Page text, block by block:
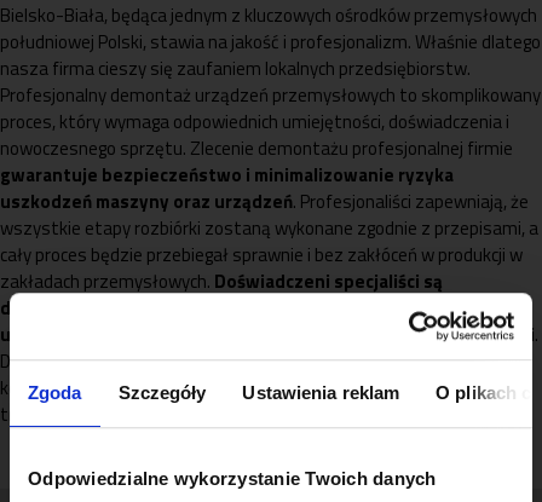
Zgoda Szczegóły Ustawienia reklam O plikach
Odpowiedzialne wykorzystanie Twoich danych
Bielsko-Biała, będąca jednym z kluczowych ośrodków przemysłowych
południowej Polski, stawia na jakość i profesjonalizm. Właśnie dlatego
nasza firma cieszy się zaufaniem lokalnych przedsiębiorstw.
Profesjonalny demontaż urządzeń przemysłowych to skomplikowany
proces, który wymaga odpowiednich umiejętności, doświadczenia i
nowoczesnego sprzętu. Zlecenie demontażu profesjonalnej firmie
gwarantuje bezpieczeństwo i minimalizowanie ryzyka
uszkodzeń maszyny oraz urządzeń. Profesjonaliści zapewniają, że
wszystkie etapy rozbiórki zostaną wykonane zgodnie z przepisami, a
cały proces będzie przebiegał sprawnie i bez zakłóceń w produkcji w
zakładach przemysłowych. Doświadczeni specjaliści są
dodatkowo w stanie opracować szczegółowy plan działań, co
umożliwia optymalizację procesu oraz skrócenie czasu realizacji.
Dzięki profesjonalnemu podejściu nasza firma może zapewnić
kompleksową obsługę, obejmującą relokację maszyny, załadunek,
transport i montaż urządzeń w nowym miejscu.